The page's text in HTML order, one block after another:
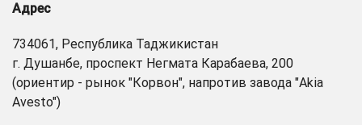
Адрес
734061, Республика Таджикистан
г. Душанбе, проспект Негмата Карабаева, 200
(ориентир - рынок "Корвон", напротив завода "Akia
Avesto")